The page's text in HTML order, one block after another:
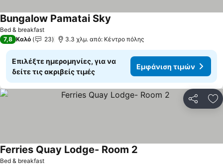
Bed & breakfast
Bungalow Pamatai Sky
7,8 Καλό 23 3.3 χλμ. από: Κέντρο πόλης
Επιλέξτε ημερομηνίες, για να
δείτε τις ακριβείς τιμές
Εμφάνιση τιμών
Bed & breakfast
Ferries Quay Lodge- Room 2